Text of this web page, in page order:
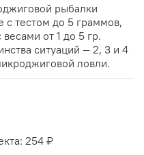
254 ₽
рыбалки
с тестом до 5 граммов,
от 1 до 5 гр.
ситуаций — 2, 3 и 4
ловли.